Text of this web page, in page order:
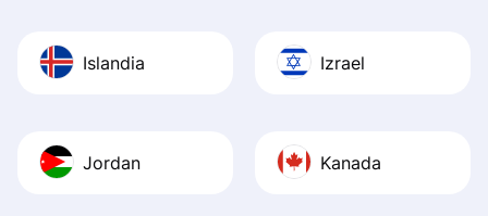
Islandia Izrael
Jordan Kanada